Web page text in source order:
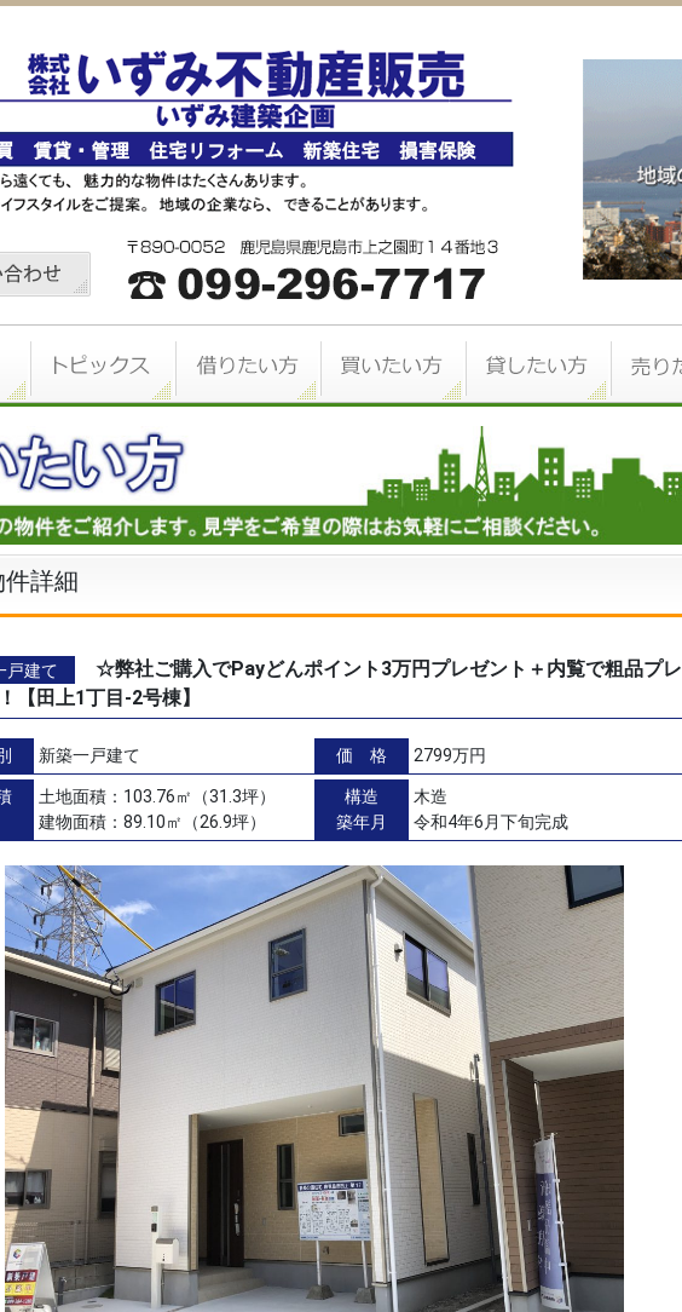
詳細
戸建て
☆弊社ご購入でPayどんポイント3万円プレゼント＋内覧で粗品プレ
【田上1丁目-2号棟】
新築一戸建て 価 格 2799万円
土地面積：103.76㎡（31.3坪）
建物面積：89.10㎡（26.9坪）
構造
築年月
木造
令和4年6月下旬完成